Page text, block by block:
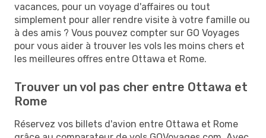
vacances, pour un voyage d'affaires ou tout
simplement pour aller rendre visite à votre famille ou
à des amis ? Vous pouvez compter sur GO Voyages
pour vous aider à trouver les vols les moins chers et
les meilleures offres entre Ottawa et Rome.
Trouver un vol pas cher entre Ottawa et
Rome
Réservez vos billets d'avion entre Ottawa et Rome